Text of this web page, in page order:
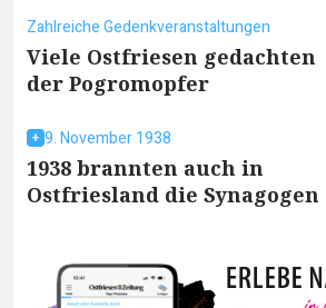
Zahlreiche Gedenkveranstaltungen
Viele Ostfriesen gedachten
der Pogromopfer
9. November 1938
1938 brannten auch in
Ostfriesland die Synagogen